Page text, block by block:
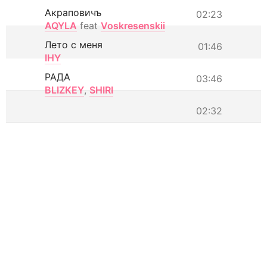
02:23
Акраповичъ
AQYLA feat Voskresenskii
01:46
Лето с меня
IHY
03:46
РАДА
BLIZKEY, SHIRI
02:32